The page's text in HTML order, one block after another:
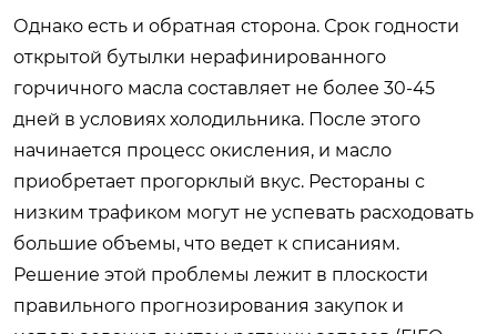
Однако есть и обратная сторона. Срок годности
открытой бутылки нерафинированного
горчичного масла составляет не более 30-45
дней в условиях холодильника. После этого
начинается процесс окисления, и масло
приобретает прогорклый вкус. Рестораны с
низким трафиком могут не успевать расходовать
большие объемы, что ведет к списаниям.
Решение этой проблемы лежит в плоскости
правильного прогнозирования закупок и